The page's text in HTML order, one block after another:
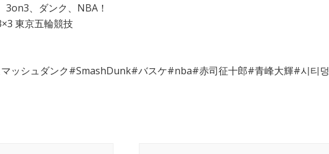
3on3、ダンク、NBA！
東京五輪競技
ッシュダンク#SmashDunk#バスケ#nba#赤司征十郎#青峰大輝#시티덩